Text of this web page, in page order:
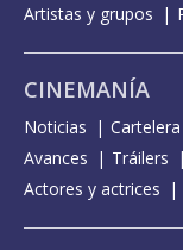
Artistas y grupos
CINEMANÍA
Noticias Cartelera
Avances
Tráilers
Actores y actrices